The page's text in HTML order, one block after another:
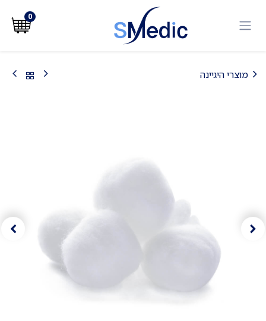
0
מוצרי היגיינה